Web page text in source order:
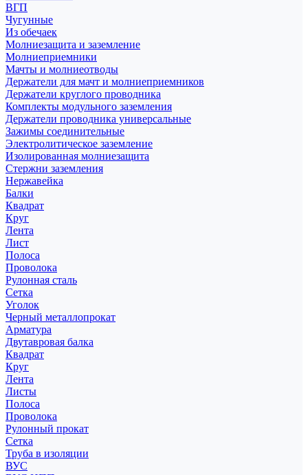
ВГП
Чугунные
Из обечаек
Молниезащита и заземление
Молниеприемники
Мачты и молниеотводы
Держатели для мачт и молниеприемников
Держатели круглого проводника
Комплекты модульного заземления
Держатели проводника универсальные
Зажимы соединительные
Электролитическое заземление
Изолированная молниезащита
Стержни заземления
Нержавейка
Балки
Квадрат
Круг
Лента
Лист
Полоса
Проволока
Рулонная сталь
Сетка
Уголок
Черный металлопрокат
Арматура
Двутавровая балка
Квадрат
Круг
Лента
Листы
Полоса
Проволока
Рулонный прокат
Сетка
Труба в изоляции
ВУС